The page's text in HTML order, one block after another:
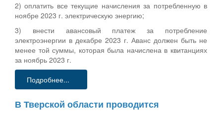
2) оплатить все текущие начисления за потребленную в
ноябре 2023 г. электрическую энергию;
3) внести авансовый платеж за потребление
электроэнергии в декабре 2023 г. Аванс должен быть не
менее той суммы, которая была начислена в квитанциях
за ноябрь 2023 г.
Подробнее...
В Тверской области проводится